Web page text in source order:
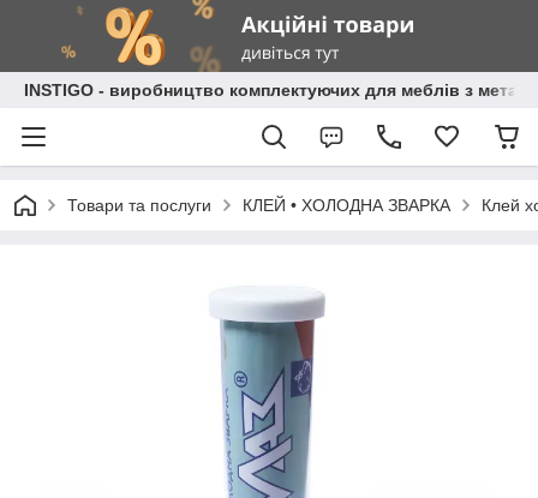
INSTIGO - виробництво комплектуючих для меблів з металу
Товари та послуги КЛЕЙ • ХОЛОДНА ЗВАРКА Клей